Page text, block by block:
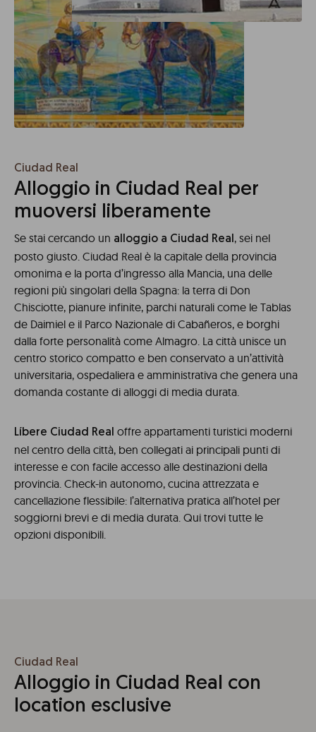
Ciudad Real
Alloggio in Ciudad Real per
muoversi liberamente
Se stai cercando un alloggio a Ciudad Real , sei nel
posto giusto. Ciudad Real è la capitale della provincia
omonima e la porta d’ingresso alla Mancia, una delle
regioni più singolari della Spagna: la terra di Don
Chisciotte, pianure infinite, parchi naturali come le Tablas
de Daimiel e il Parco Nazionale di Cabañeros, e borghi
dalla forte personalità come Almagro. La città unisce un
centro storico compatto e ben conservato a un’attività
universitaria, ospedaliera e amministrativa che genera una
domanda costante di alloggi di media durata.
Líbere Ciudad Real offre appartamenti turistici moderni
nel centro della città, ben collegati ai principali punti di
interesse e con facile accesso alle destinazioni della
provincia. Check-in autonomo, cucina attrezzata e
cancellazione flessibile: l’alternativa pratica all’hotel per
soggiorni brevi e di media durata. Qui trovi tutte le
opzioni disponibili.
Ciudad Real
Alloggio in Ciudad Real con
location esclusive